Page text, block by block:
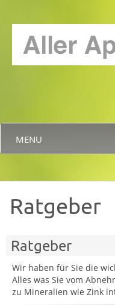
MENU
Ratgeber
Ratgeber
Wir haben für Sie die
Alles was Sie vom
zu Mineralien wie Zink